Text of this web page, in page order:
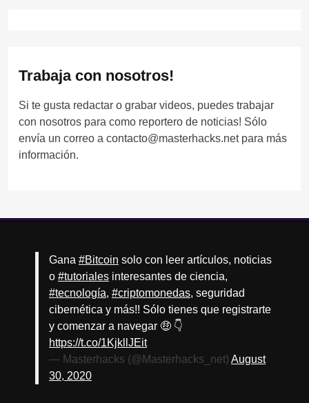
Trabaja con nosotros!
Si te gusta redactar o grabar videos, puedes trabajar
con nosotros para como reportero de noticias! Sólo
envía un correo a contacto@masterhacks.net para más
información.
Gana #Bitcoin solo con leer artículos, noticias
o #tutoriales interesantes de ciencia,
#tecnología, #criptomonedas, seguridad
cibernética y más!! Sólo tienes que registrarte
y comenzar a navegar 🤑 👇
https://t.co/1KjkllJEit
— Masterhacks (@Masterhacks_net) August
30, 2020